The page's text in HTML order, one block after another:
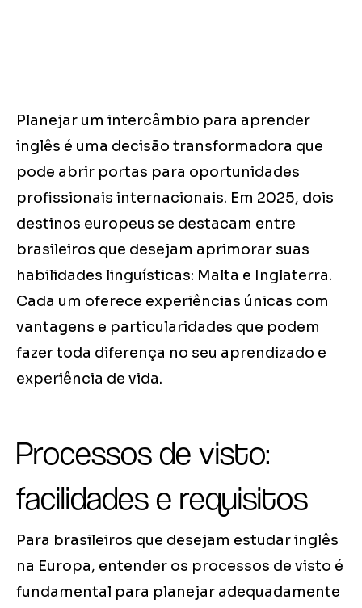
Planejar um intercâmbio para aprender
inglês é uma decisão transformadora que
pode abrir portas para oportunidades
profissionais internacionais. Em 2025, dois
destinos europeus se destacam entre
brasileiros que desejam aprimorar suas
habilidades linguísticas: Malta e Inglaterra.
Cada um oferece experiências únicas com
vantagens e particularidades que podem
fazer toda diferença no seu aprendizado e
experiência de vida.
Processos de visto:
facilidades e requisitos
Para brasileiros que desejam estudar inglês
na Europa, entender os processos de visto é
fundamental para planejar adequadamente